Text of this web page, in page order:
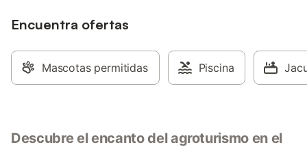
Encuentra ofertas
Mascotas permitidas Piscina
Descubre el encanto del agroturismo en el